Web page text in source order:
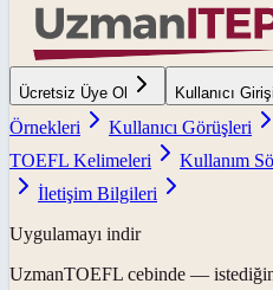
Ücretsiz Üye Ol Kullanıcı Girişi
Örnekleri
Kullanıcı Görüşleri
TOEFL Kelimeleri
Kullanım
İletişim Bilgileri
Uygulamayı indir
UzmanTOEFL cebinde —